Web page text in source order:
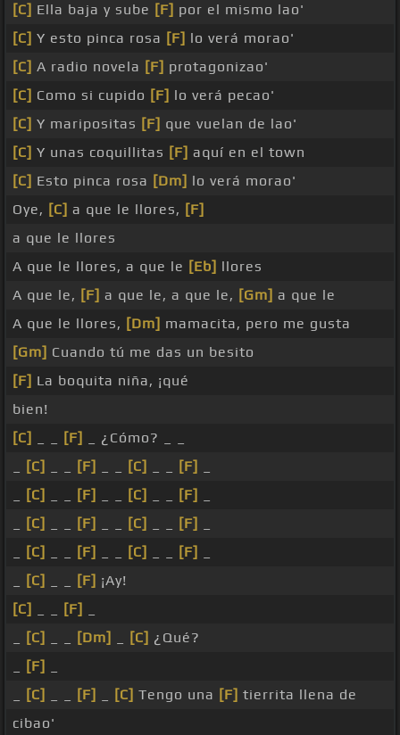
[C] Ella baja y sube [F] por el mismo lao'
[C] Y esto pinca rosa [F] lo verá morao'
[C] A radio novela [F] protagonizao'
[C] Como si cupido [F] lo verá pecao'
[C] Y maripositas [F] que vuelan de lao'
[C] Y unas coquillitas [F] aquí en el town
[C] Esto pinca rosa [Dm] lo verá morao'
Oye, [C] a que le llores, [F]
a que le llores
A que le llores, a que le [Eb] llores
A que le, [F] a que le, a que le, [Gm] a que le
A que le llores, [Dm] mamacita, pero me gusta
[Gm] Cuando tú me das un besito
[F] La boquita niña, ¡qué
bien!
[C]
[F]
_ ¿Cómo? _ _
[C] [F] [C] [F]
[C] [F] [C] [F]
[C] [F] [C] [F]
[C] [F] [C] [F]
[C] [F] ¡Ay!
[C]
[F]
[C] [Dm] [C] ¿Qué?
[F]
[C] [F] [C] Tengo una [F] tierrita llena de
cibao'